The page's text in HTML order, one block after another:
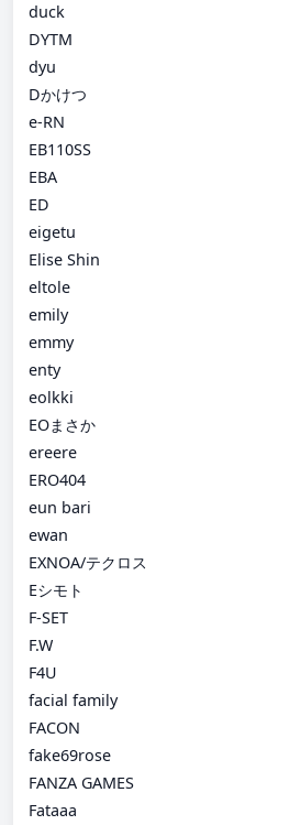
duck
DYTM
dyu
Dかけつ
e-RN
EB110SS
EBA
ED
eigetu
Elise Shin
eltole
emily
emmy
enty
eolkki
EOまさか
ereere
ERO404
eun bari
ewan
EXNOA/テクロス
Eシモト
F-SET
F.W
F4U
facial family
FACON
fake69rose
FANZA GAMES
Fataaa